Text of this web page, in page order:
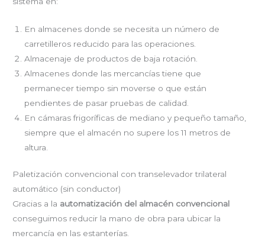
En almacenes donde se necesita un número de
carretilleros reducido para las operaciones.
Almacenaje de productos de baja rotación.
Almacenes donde las mercancías tiene que
permanecer tiempo sin moverse o que están
pendientes de pasar pruebas de calidad.
En cámaras frigoríficas de mediano y pequeño tamaño,
siempre que el almacén no supere los 11 metros de
altura.
Paletización convencional con transelevador trilateral
automático (sin conductor)
Gracias a la automatización del almacén convencional
conseguimos reducir la mano de obra para ubicar la
mercancía en las estanterías.